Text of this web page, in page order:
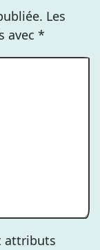
Les
avec *
attributs